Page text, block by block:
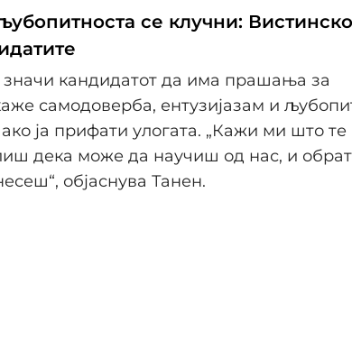
се клучни:
значи кандидатот да има прашања за
самодоверба, ентузијазам и
ја прифати улогата. „Кажи ми што те
дека може да научиш од нас, и
објаснува Танен.